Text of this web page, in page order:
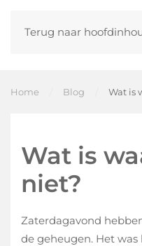
Terug naar
Home Blog Wat is
Wat is
niet?
Zaterdagavond
de geheugen. Het